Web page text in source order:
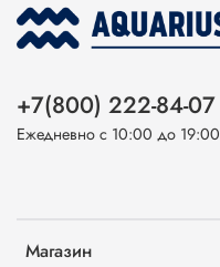
Магазин
+7(800) 222-84-07
Ежедневно с 10:00 до 19:00